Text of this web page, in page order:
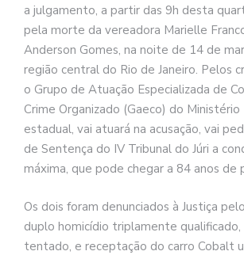
a julgamento, a partir das 9h desta
pela morte da vereadora Marielle
Anderson Gomes, na noite de 14 de
região central do Rio de Janeiro. Pelos
o Grupo de Atuação Especializada de
Crime Organizado (Gaeco) do Ministério
estadual, vai atuará na acusação, vai
de Sentença do IV Tribunal do Júri a
máxima, que pode chegar a 84 anos de
Os dois foram denunciados à Justiça
duplo homicídio triplamente qualificado,
tentado, e receptação do carro Cobalt